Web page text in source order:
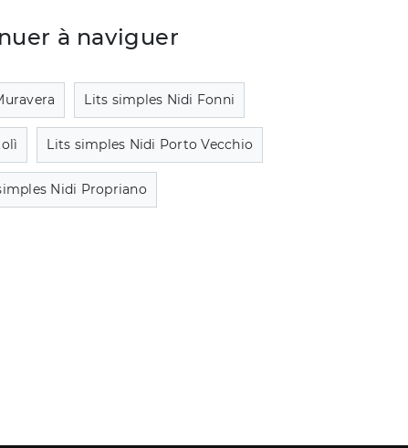
à naviguer
Lits simples Nidi Fonni
Lits simples Nidi Porto Vecchio
Nidi Propriano